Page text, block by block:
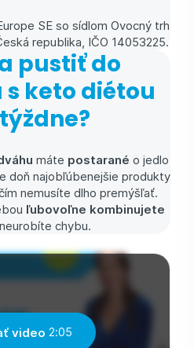
SE so sídlom Ovocný trh
republika, IČO 14053225.
pustiť do
keto diétou
máte postarané o jedlo
doň najobľúbenejšie produkty
nemusíte dlho premýšľať.
ľubovoľne kombinujete
chybu.
video 2:05